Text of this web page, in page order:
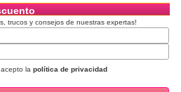
trucos y consejos de nuestras expertas!
la política de privacidad